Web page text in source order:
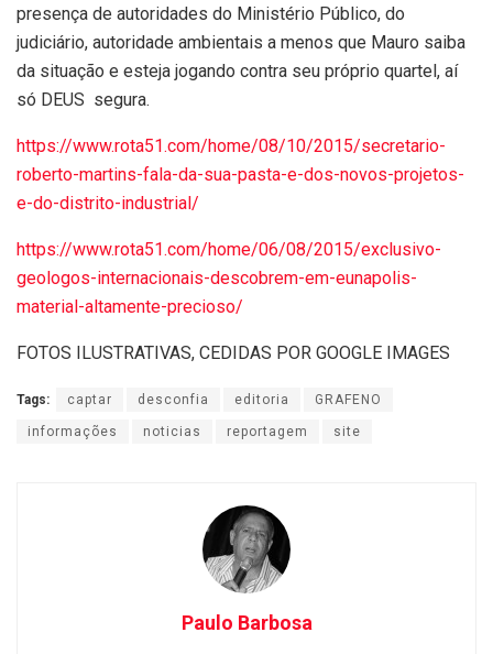
presença de autoridades do Ministério Público, do
judiciário, autoridade ambientais a menos que Mauro saiba
da situação e esteja jogando contra seu próprio quartel, aí
só DEUS segura.
https://www.rota51.com/home/08/10/2015/secretario-
roberto-martins-fala-da-sua-pasta-e-dos-novos-projetos-
e-do-distrito-industrial/
https://www.rota51.com/home/06/08/2015/exclusivo-
geologos-internacionais-descobrem-em-eunapolis-
material-altamente-precioso/
FOTOS ILUSTRATIVAS, CEDIDAS POR GOOGLE IMAGES
Tags: captar desconfia editoria GRAFENO
informações noticias reportagem site
Paulo Barbosa